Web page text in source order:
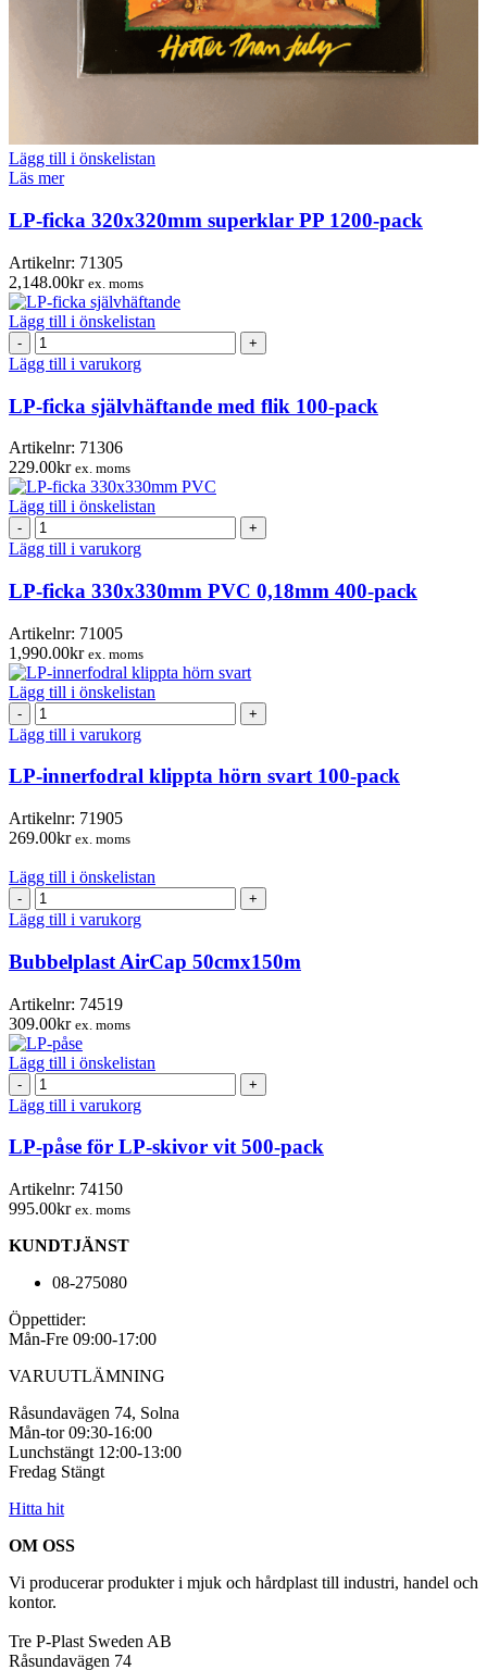
Lägg till i önskelistan
Läs mer
LP-ficka 320x320mm superklar PP 1200-pack
Artikelnr: 71305
2,148.00kr ex. moms
Lägg till i önskelistan
LP-
ficka
självhäftande
med
flik
100-
pack
mängd
Lägg till i varukorg
LP-ficka självhäftande med flik 100-pack
Artikelnr: 71306
229.00kr ex. moms
Lägg till i önskelistan
LP-
ficka
330x330mm
PVC
0,18mm
pack
mängd
Lägg till i varukorg
LP-ficka 330x330mm PVC 0,18mm 400-pack
Artikelnr: 71005
1,990.00kr ex. moms
Lägg till i önskelistan
LP-
innerfodral
klippta
hörn
svart
100-
pack
mängd
Lägg till i varukorg
LP-innerfodral klippta hörn svart 100-pack
Artikelnr: 71905
269.00kr ex. moms
Lägg till i önskelistan
Bubbelplast
AirCap
50cmx150m
mängd
Lägg till i varukorg
Bubbelplast AirCap 50cmx150m
Artikelnr: 74519
309.00kr ex. moms
Lägg till i önskelistan
LP-
påse
för
LP-
skivor
vit
500-
pack
mängd
Lägg till i varukorg
LP-påse för LP-skivor vit 500-pack
Artikelnr: 74150
995.00kr ex. moms
KUNDTJÄNST
08-275080
Öppettider:
Mån-Fre 09:00-17:00
VARUUTLÄMNING
Råsundavägen 74, Solna
Mån-tor 09:30-16:00
Lunchstängt 12:00-13:00
Fredag Stängt
Hitta hit
OM OSS
Vi producerar produkter i mjuk och hårdplast till industri, handel och
kontor.
Tre P-Plast Sweden AB
Råsundavägen 74